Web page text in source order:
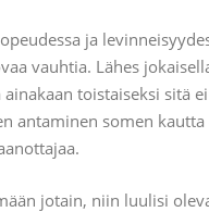
ja
vauhtia. Lähes
toistaiseksi sitä
antaminen somen
jotain, niin luulisi